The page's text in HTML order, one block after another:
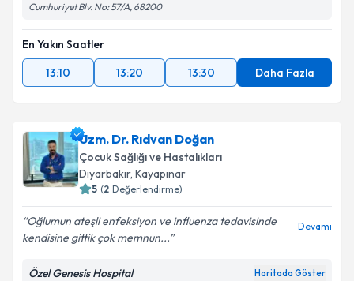
kapsamda işlenmesini kabul ediyorum.
Takvim Talebini Gönder
Cumhuriyet Blv. No: 57/A, 68200
En Yakın Saatler
13:10
13:20 13:30 Daha Fazla
Uzm. Dr. Rıdvan Doğan
Çocuk Sağlığı ve Hastalıkları
Diyarbakır, Kayapınar
5 (2 Değerlendirme)
Oğlumun ateşli enfeksiyon ve influenza tedavisinde
kendisine gittik çok memnun...
Devamı
Özel Genesis Hospital Haritada Göster